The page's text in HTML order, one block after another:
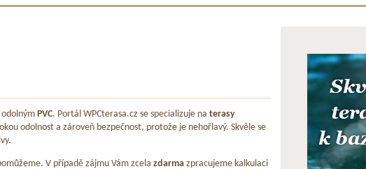
odolným PVC. Portál WPCterasa.cz se specializuje na terasy
odolnost a zároveň bezpečnost, protože je nehořlavý. Skvěle se
V případě zájmu Vám zcela zdarma zpracujeme kalkulaci